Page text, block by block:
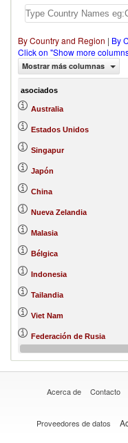
By Country and Region | By
Click on "Show more
Mostrar más columnas
asociados
Australia
Estados Unidos
Singapur
Japón
China
Nueva Zelandia
Malasia
Bélgica
Indonesia
Tailandia
Viet Nam
Federación de Rusia
Acerca de Contacto
Proveedores de datos